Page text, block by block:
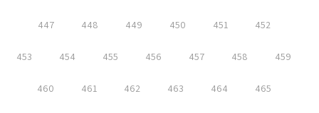
447 448 449 450 451 452
453 454 455 456 457 458 459
460 461 462 463 464 465